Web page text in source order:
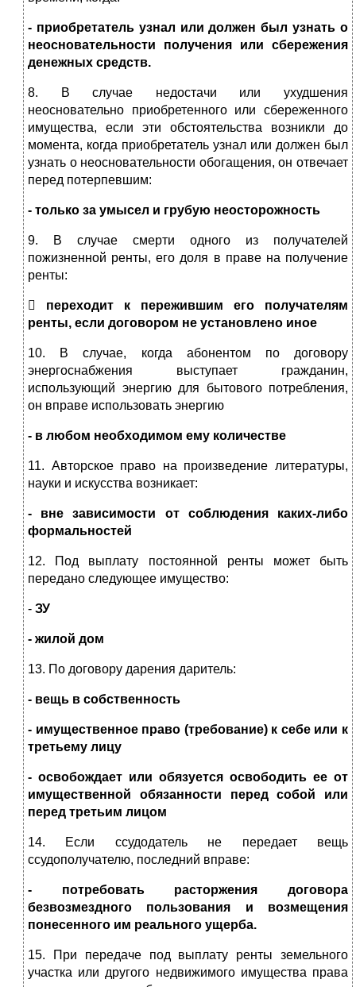
- приобретатель узнал или должен был узнать о
неосновательности получения или сбережения
денежных средств.
8. В случае недостачи или ухудшения
неосновательно приобретенного или сбереженного
имущества, если эти обстоятельства возникли до
момента, когда приобретатель узнал или должен был
узнать о неосновательности обогащения, он отвечает
перед потерпевшим:
- только за умысел и грубую неосторожность
9. В случае смерти одного из получателей
пожизненной ренты, его доля в праве на получение
ренты:
 переходит к пережившим его получателям
ренты, если договором не установлено иное
10. В случае, когда абонентом по договору
энергоснабжения выступает гражданин,
использующий энергию для бытового потребления,
он вправе использовать энергию
- в любом необходимом ему количестве
11. Авторское право на произведение литературы,
науки и искусства возникает:
- вне зависимости от соблюдения каких-либо
формальностей
12. Под выплату постоянной ренты может быть
передано следующее имущество:
- ЗУ
- жилой дом
13. По договору дарения даритель:
- вещь в собственность
- имущественное право (требование) к себе или к
третьему лицу
- освобождает или обязуется освободить ее от
имущественной обязанности перед собой или
перед третьим лицом
14. Если ссудодатель не передает вещь
ссудополучателю, последний вправе:
- потребовать расторжения договора
безвозмездного пользования и возмещения
понесенного им реального ущерба.
15. При передаче под выплату ренты земельного
участка или другого недвижимого имущества права